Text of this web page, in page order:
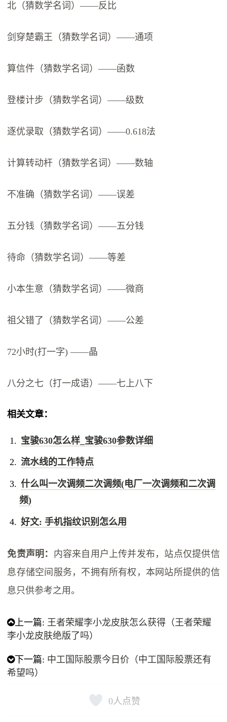
北（猜数学名词）——反比
剑穿楚霸王（猜数学名词）——通项
算信件（猜数学名词）——函数
登楼计步（猜数学名词）——级数
逐优录取（猜数学名词）——0.618法
计算转动杆（猜数学名词）——数轴
不准确（猜数学名词）——误差
五分钱（猜数学名词）——五分钱
待命（猜数学名词）——等差
小本生意（猜数学名词）——微商
祖父错了（猜数学名词）——公差
72小时(打一字) ——晶
八分之七（打一成语）——七上八下
相关文章：
宝骏630怎么样_宝骏630参数详细
流水线的工作特点
什么叫一次调频二次调频(电厂一次调频和二次调
频)
好文: 手机指纹识别怎么用
免责声明： 内容来自用户上传并发布，站点仅提供信
息存储空间服务，不拥有所有权，本网站所提供的信
息只供参考之用。
上一篇: 王者荣耀李小龙皮肤怎么获得（王者荣耀
李小龙皮肤绝版了吗）
下一篇: 中工国际股票今日价（中工国际股票还有
希望吗）
0人点赞